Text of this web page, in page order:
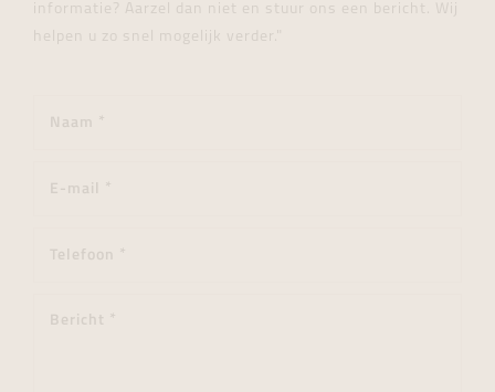
informatie? Aarzel dan niet en stuur ons een bericht. Wij
helpen u zo snel mogelijk verder."